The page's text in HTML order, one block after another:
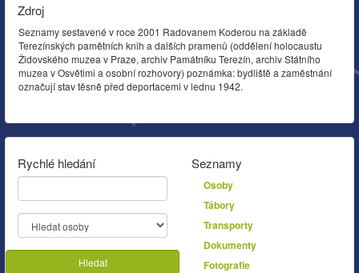
Zdroj
Seznamy sestavené v roce 2001 Radovanem Koderou na základě
Terezínských pamětních knih a dalších pramenů (oddělení holocaustu
Židovského muzea v Praze, archiv Památníku Terezín, archiv Státního
muzea v Osvětimi a osobní rozhovory) poznámka: bydliště a zaměstnání
označují stav těsně před deportacemi v lednu 1942.
Rychlé hledání
Hledat
Seznamy
Osoby
Tábory
Transporty
Dokumenty
Fotografie